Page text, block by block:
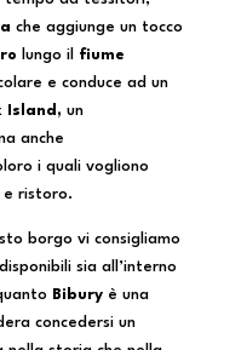
che aggiunge un tocco
lungo il fiume
e conduce ad un
Island, un
anche
i quali vogliono
e ristoro.
borgo vi consigliamo
sia all’interno
Biburyè una
concedersi un